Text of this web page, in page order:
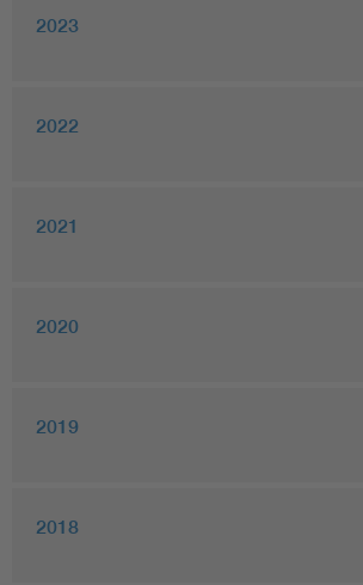
2023
2022
2021
2020
2019
2018